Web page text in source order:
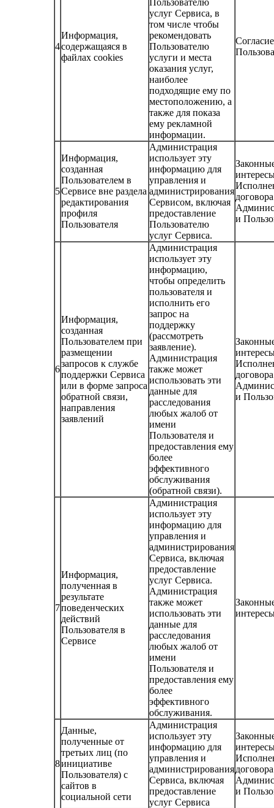
4
Информация,
содержащаяся в
файлах cookies
услуг Сервиса, в
том числе чтобы
рекомендовать
Пользователю
услуги и места
оказания услуг,
наиболее
подходящие ему по
местоположению, а
также для показа
ему рекламной
информации.
Согласие
5
Информация,
созданная
Пользователем в
Сервисе вне раздела
редактирования
профиля
Пользователя
Администрация
использует эту
информацию для
управления и
администрирования
Сервисом, включая
предоставление
Пользователю
услуг Сервиса.
и
6
Информация,
созданная
Пользователем при
размещении
запросов к службе
поддержки Сервиса
или в форме запроса
обратной связи,
направления
заявлений
Администрация
использует эту
информацию,
чтобы определить
пользователя и
исполнить его
запрос на
поддержку
(рассмотреть
заявление).
Администрация
также может
использовать эти
данные для
расследования
любых жалоб от
имени
Пользователя и
предоставления ему
более
эффективного
обслуживания
(обратной связи).
и
7
Информация,
полученная в
результате
поведенческих
действий
Пользователя в
Сервисе
Администрация
использует эту
информацию для
управления и
администрирования
Сервиса, включая
предоставление
услуг Сервиса.
Администрация
также может
использовать эти
данные для
расследования
любых жалоб от
имени
Пользователя и
предоставления ему
более
эффективного
обслуживания.
8
Данные,
полученные от
третьих лиц (по
инициативе
Пользователя) с
сайтов в
социальной сети
Администрация
использует эту
информацию для
управления и
администрирования
Сервиса, включая
предоставление
услуг Сервиса
и